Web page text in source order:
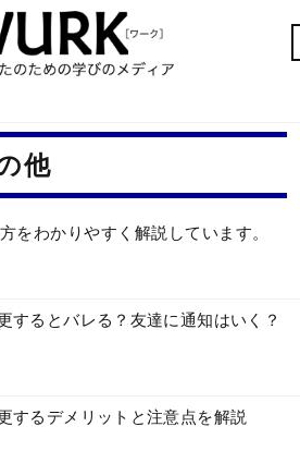
他
わかりやすく解説しています。
するとバレる？友達に通知はいく？
するデメリットと注意点を解説